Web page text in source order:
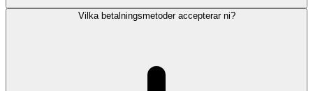
Vilka betalningsmetoder accepterar ni?